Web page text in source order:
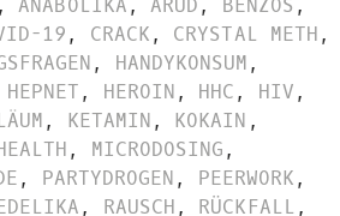
, ANABOLIKA, ARUD, BENZOS ,
19, CRACK, CRYSTAL METH,
, HANDYKONSUM,
HEPNET, HEROIN, HHC, HIV,
, KETAMIN, KOKAIN ,
, MICRODOSING,
, PARTYDROGEN, PEERWORK,
, RAUSCH, RÜCKFALL,